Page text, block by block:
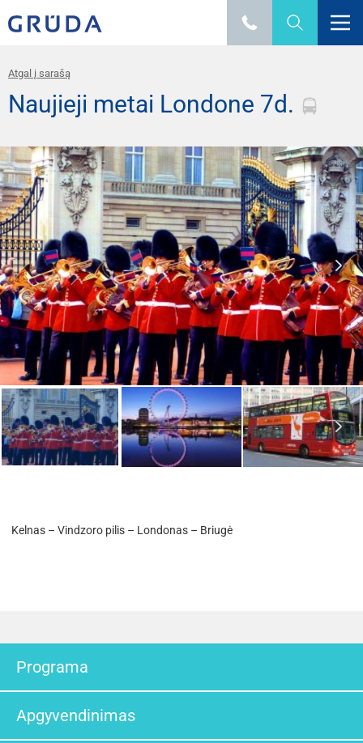
Atgal į sarašą
Naujieji metai Londone 7d.
Kelnas – Vindzoro pilis – Londonas – Briugė
Programa
Apgyvendinimas